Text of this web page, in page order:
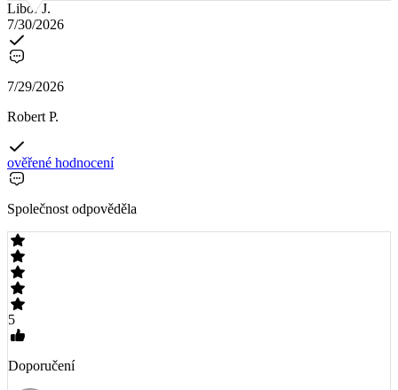
Libor J.
7/30/2026
7/29/2026
Robert P.
ověřené hodnocení
Společnost odpověděla
5
Doporučení